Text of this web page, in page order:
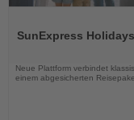
die
SunExpress
Neue Plattform verbindet
einem abgesicherten